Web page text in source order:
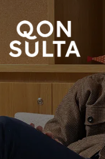
Hoppa
till
innehåll